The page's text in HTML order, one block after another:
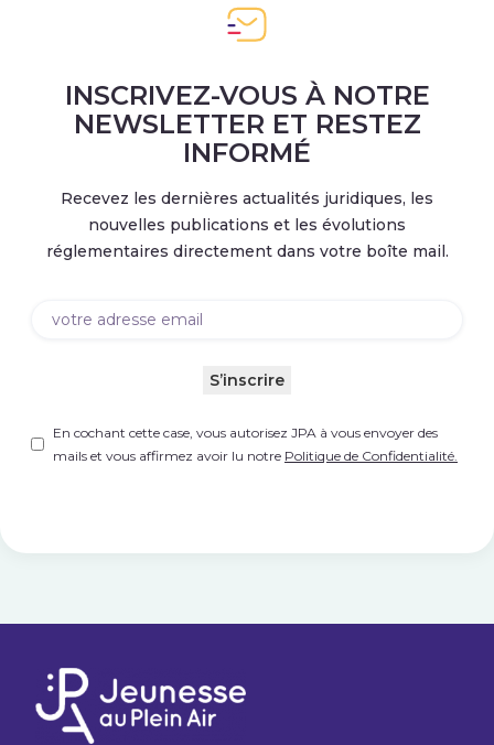
INSCRIVEZ-VOUS À NOTRE
NEWSLETTER ET RESTEZ
INFORMÉ
Recevez les dernières actualités juridiques, les
nouvelles publications et les évolutions
réglementaires directement dans votre boîte mail.
Untitled(Nécessaire)
En cochant cette case, vous autorisez JPA à vous envoyer des
mails et vous affirmez avoir lu notre Politique de Confidentialité.
(Nécessaire)
S’inscrire